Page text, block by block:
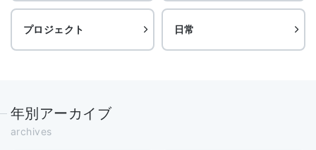
プロジェクト 日常
年別アーカイブ
archives